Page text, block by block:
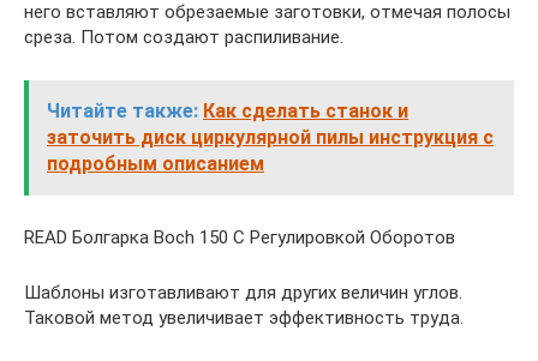
него вставляют обрезаемые заготовки, отмечая полосы
среза. Потом создают распиливание.
Читайте также: Как сделать станок и
заточить диск циркулярной пилы инструкция с
подробным описанием
READ Болгарка Boch 150 С Регулировкой Оборотов
Шаблоны изготавливают для других величин углов.
Таковой метод увеличивает эффективность труда.